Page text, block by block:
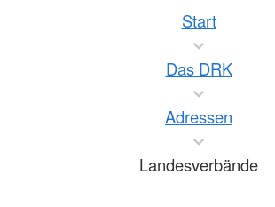
Start
Das DRK
Adressen
Landesverbände